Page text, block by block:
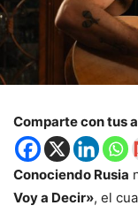
Comparte con tus
Conociendo Rusia
Voy a Decir», el